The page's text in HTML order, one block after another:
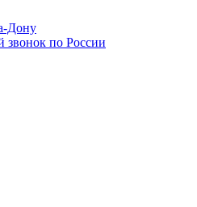
Дону
звонок по России